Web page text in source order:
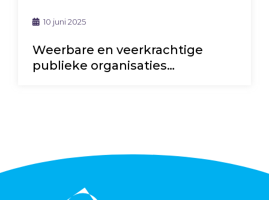
10 juni 2025
Weerbare en veerkrachtige
publieke organisaties…